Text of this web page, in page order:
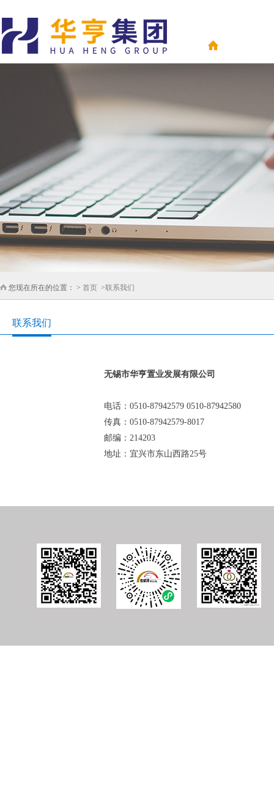
您现在所在的位置： > 首页 >联系我们
联系我们
无锡市华亨置业发展有限公司
电话：0510-87942579 0510-87942580
传真：0510-87942579-8017
邮编：214203
地址：宜兴市东山西路25号